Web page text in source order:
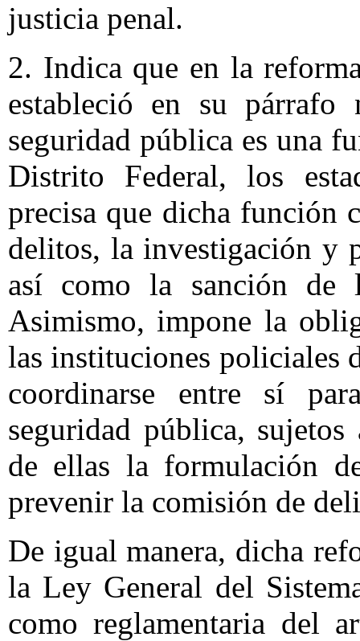
justicia penal.
2. Indica que en la
estableció en su
seguridad pública es una
Distrito Federal, los
precisa que dicha función
delitos, la investigación y
así como la sanción de
Asimismo, impone la
las instituciones policiales
coordinarse entre sí
seguridad pública,
de ellas la formulación
prevenir la comisión de
De igual manera, dicha
la Ley General del
como reglamentaria del